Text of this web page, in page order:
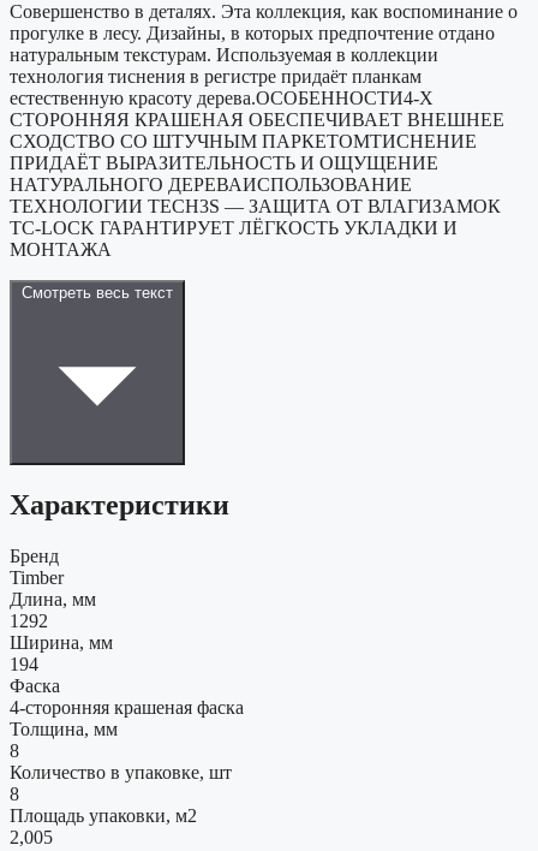
Совершенство в деталях. Эта коллекция, как воспоминание о
прогулке в лесу. Дизайны, в которых предпочтение отдано
натуральным текстурам. Используемая в коллекции
технология тиснения в регистре придаёт планкам
естественную красоту дерева.ОСОБЕННОСТИ4-Х
СТОРОННЯЯ КРАШЕНАЯ ОБЕСПЕЧИВАЕТ ВНЕШНЕЕ
СХОДСТВО СО ШТУЧНЫМ ПАРКЕТОМТИСНЕНИЕ
ПРИДАЁТ ВЫРАЗИТЕЛЬНОСТЬ И ОЩУЩЕНИЕ
НАТУРАЛЬНОГО ДЕРЕВАИСПОЛЬЗОВАНИЕ
ТЕХНОЛОГИИ TECH3S — ЗАЩИТА ОТ ВЛАГИЗАМОК
TC-LOCK ГАРАНТИРУЕТ ЛЁГКОСТЬ УКЛАДКИ И
МОНТАЖА
Смотреть весь текст
Характеристики
Бренд
Timber
Длина, мм
1292
Ширина, мм
194
Фаска
4-сторонняя крашеная фаска
Толщина, мм
8
Количество в упаковке, шт
8
Площадь упаковки, м2
2,005